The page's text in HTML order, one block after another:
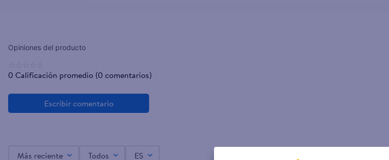
0 Calificación promedio (0 comentarios)
Más reciente Todos ES